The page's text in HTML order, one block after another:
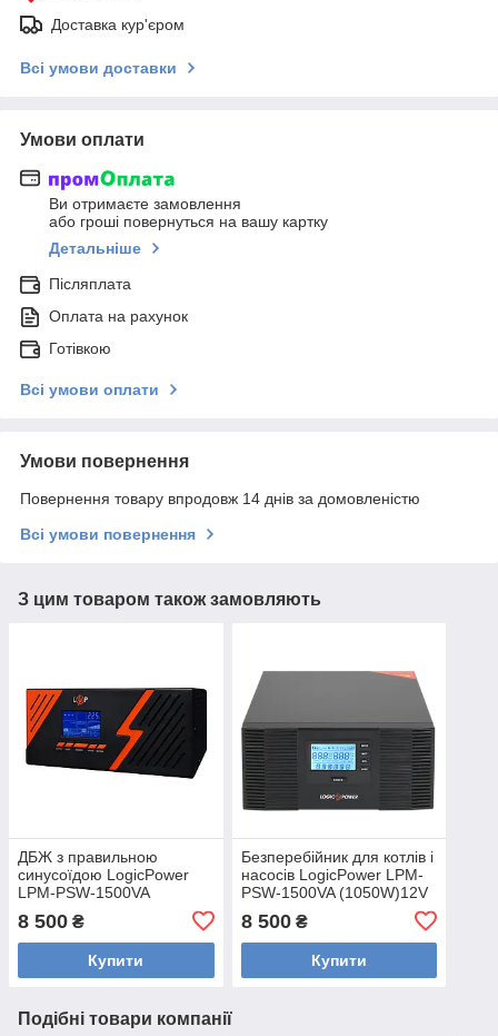
Доставка кур'єром
Всі умови доставки
Умови оплати
Ви отримаєте замовлення
або гроші повернуться на вашу картку
Детальніше
Післяплата
Оплата на рахунок
Готівкою
Всі умови оплати
Умови повернення
Повернення товару впродовж 14 днів за домовленістю
Всі умови повернення
З цим товаром також замовляють
ДБЖ з правильною
синусоїдою LogicPower
LPM-PSW-1500VA
Безперебійник для котлів і
насосів
8 500 ₴
Купити
Безперебійник для котлів і
насосів LogicPower LPM-
PSW-1500VA (1050W)12V
синусоїда
8 500₴
Купити
Подібні товари компанії